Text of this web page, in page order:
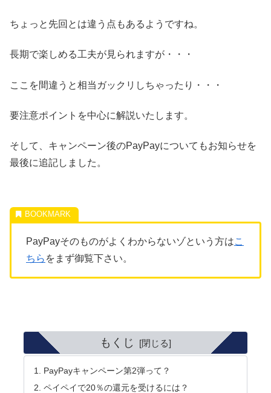
ちょっと先回とは違う点もあるようですね。
長期で楽しめる工夫が見られますが・・・
ここを間違うと相当ガックリしちゃったり・・・
要注意ポイントを中心に解説いたします。
そして、キャンペーン後のPayPayについてもお知らせを
最後に追記しました。
PayPayそのものがよくわからないゾという方はこ
ちら をまず御覧下さい。
もくじ
PayPayキャンペーン第2弾って？
ペイペイで20％の還元を受けるには？